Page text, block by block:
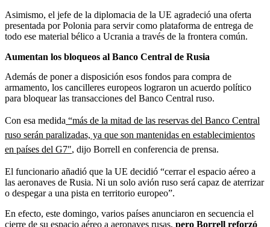
Asimismo, el jefe de la diplomacia de la UE agradeció una oferta
presentada por Polonia para servir como plataforma de entrega de
todo ese material bélico a Ucrania a través de la frontera común.
Aumentan los bloqueos al Banco Central de Rusia
Además de poner a disposición esos fondos para compra de
armamento, los cancilleres europeos lograron un acuerdo político
para bloquear las transacciones del Banco Central ruso.
Con esa medida “más de la mitad de las reservas del Banco Central
ruso serán paralizadas, ya que son mantenidas en establecimientos
en países del G7″, dijo Borrell en conferencia de prensa.
El funcionario añadió que la UE decidió “cerrar el espacio aéreo a
las aeronaves de Rusia. Ni un solo avión ruso será capaz de aterrizar
o despegar a una pista en territorio europeo”.
En efecto, este domingo, varios países anunciaron en secuencia el
cierre de su espacio aéreo a aeronaves rusas, pero Borrell reforzó